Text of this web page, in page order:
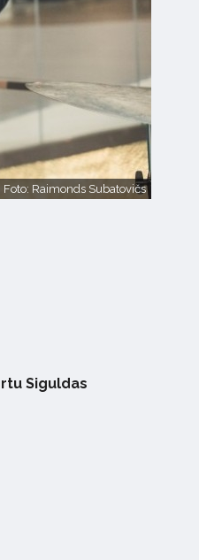
Foto: Raimonds Subatovičs
Siguldas